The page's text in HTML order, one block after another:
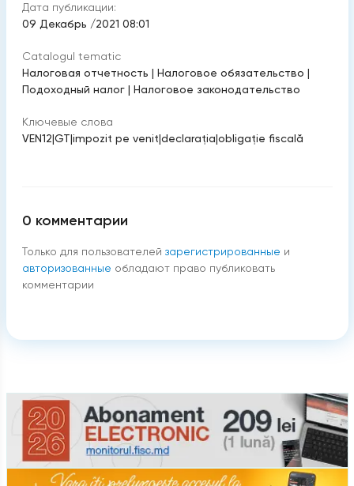
Дата публикации:
09 Декабрь /2021 08:01
Catalogul tematic
Налоговая отчетность | Налоговое обязательство |
Подоходный налог | Налоговое законодательство
Ключевые слова
VEN12|GT|impozit pe venit|declaraţia|obligaţie fiscală
0 комментарии
Только для пользователей зарегистрированные и
авторизованные обладают право публиковать
комментарии